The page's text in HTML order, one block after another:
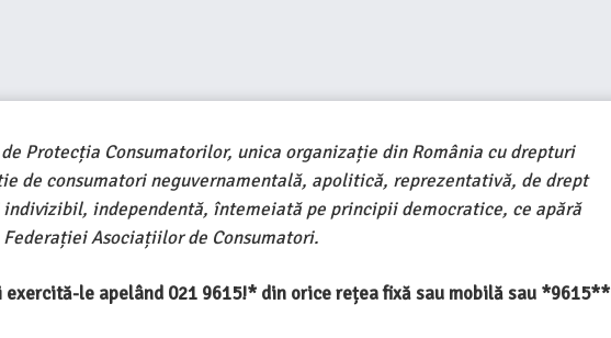
Protecția Consumatorilor, unica organizație din România cu drepturi
de consumatori neguvernamentală, apolitică, reprezentativă, de drept
independentă, întemeiată pe principii democratice, ce apără
Asociațiilor de Consumatori.
le apelând 021 9615!* din orice rețea fixă sau mobilă sau *9615**